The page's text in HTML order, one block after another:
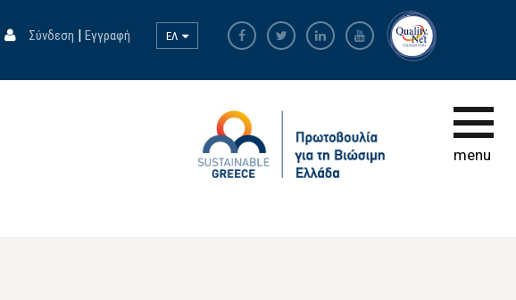
Ο Κώδικας
Συμμετοχή
Σύνδεση | Εγγραφή ΕΛ
menu